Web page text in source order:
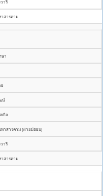
ารี
สารคาม
ษา
ย
น์
กิจ
หาสารคาม (ฝ่ายมัธยม)
ารี
สารคาม